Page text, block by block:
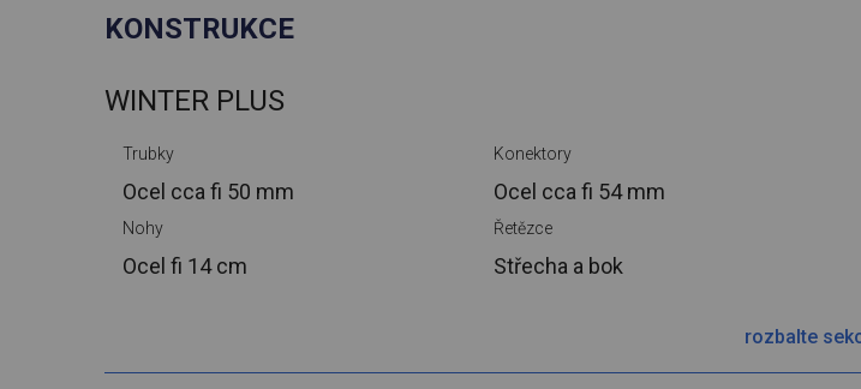
KONSTRUKCE
WINTER PLUS
Trubky
Ocel cca fi 50 mm
Konektory
Ocel cca fi 54 mm
Nohy
Ocel fi 14 cm
Řetězce
Střecha a bok
rozbalte